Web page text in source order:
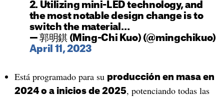
2. Utilizing mini-LED technology, and
the most notable design change is to
switch the material…
— 郭明錤 (Ming-Chi Kuo) (@mingchikuo)
April 11, 2023
Está programado para su producción en masa en
2024 o a inicios de 2025, potenciando todas las